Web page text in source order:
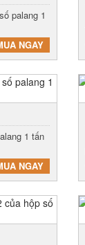
palang 1
NGAY
1 tấn
NGAY